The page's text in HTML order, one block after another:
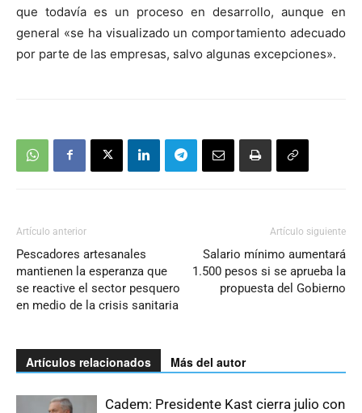
que todavía es un proceso en desarrollo, aunque en
general «se ha visualizado un comportamiento adecuado
por parte de las empresas, salvo algunas excepciones».
Artículo anterior
Pescadores artesanales
mantienen la esperanza que
se reactive el sector pesquero
en medio de la crisis sanitaria
Artículo siguiente
Salario mínimo aumentará
1.500 pesos si se aprueba la
propuesta del Gobierno
Artículos relacionados Más del autor
Cadem: Presidente Kast cierra julio con